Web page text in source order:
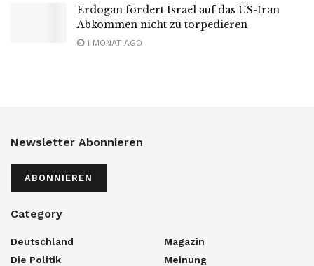
Erdogan fordert Israel auf das US-Iran
Abkommen nicht zu torpedieren
1 MONAT AGO
Newsletter Abonnieren
ABONNIEREN
Category
Deutschland
Die Politik
Magazin
Meinung